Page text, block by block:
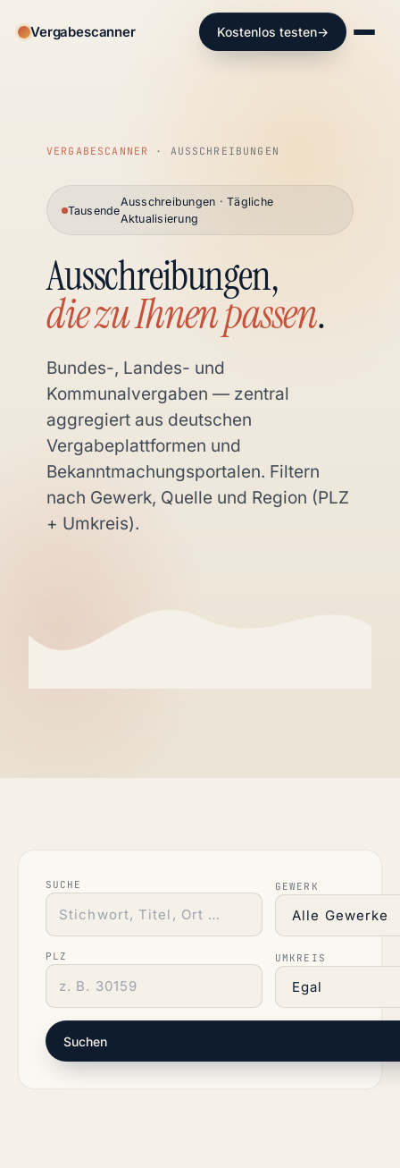
Vergabescanner Kostenlos testen→
VERGABESCANNER · AUSSCHREIBUNGEN
Tausende
Ausschreibungen · Tägliche
Aktualisierung
Ausschreibungen,
die zu Ihnen passen.
Bundes-, Landes- und
Kommunalvergaben — zentral
aggregiert aus deutschen
Vergabeplattformen und
Bekanntmachungsportalen. Filtern
nach Gewerk, Quelle und Region (PLZ
+ Umkreis).
SUCHE GEWERK
PLZ UMKREIS
Suchen